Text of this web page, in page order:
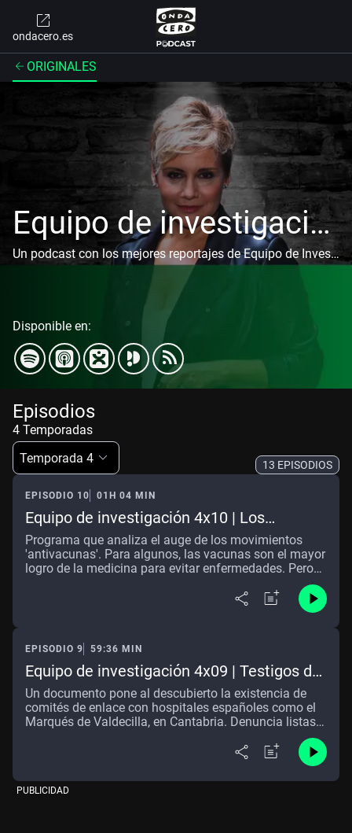
ondacero.es
ORIGINALES
Equipo de investigación
Un podcast con los mejores reportajes de Equipo de Investigación presentado por Glòria Serra
Disponible en:
Episodios
4 Temporadas
Temporada 4
13 EPISODIOS
EPISODIO 10 01H 04 MIN
Equipo de investigación 4x10 | Los
antivacunas
Programa que analiza el auge de los movimientos
'antivacunas'. Para algunos, las vacunas son el mayor
logro de la medicina para evitar enfermedades. Pero
innecesario con el que la industria farmacéutica
EPISODIO 9 59:36 MIN
Equipo de investigación 4x09 | Testigos de
Jehová
Un documento pone al descubierto la existencia de
comités de enlace con hospitales españoles como el
Marqués de Valdecilla, en Cantabria. Denuncia listas
con datos personales de los médicos a los que es fácil
convencer de que no hagan transfusiones. Es el
dogma fundamental y más controvertido de los
Testigos de Jehová, conocido como Pacto de sangre.
PUBLICIDAD